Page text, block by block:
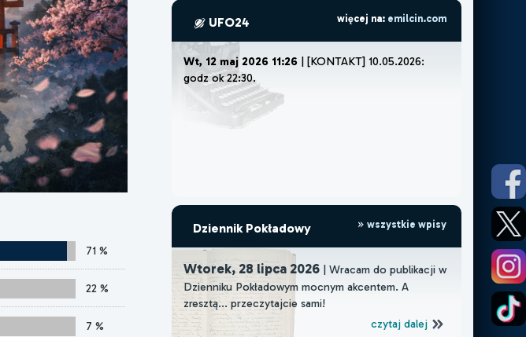
71 %
22 %
7 %
UFO24 więcej na: emilcin.com
Wt, 12 maj 2026 11:26 | [KONTAKT] 10.05.2026:
godz ok 22:30.
Dziennik Pokładowy wszystkie wpisy
Wtorek, 28 lipca 2026| Wracam do publikacji w
Dzienniku Pokładowym mocnym akcentem. A
zresztą... przeczytajcie sami!
czytaj dalej